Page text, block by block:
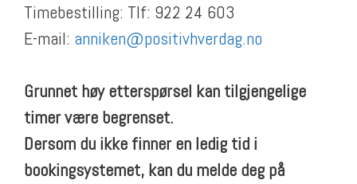
Timebestilling: Tlf: 922 24 603
E-mail: anniken@positivhverdag.no
Grunnet høy etterspørsel kan tilgjengelige
timer være begrenset.
Dersom du ikke finner en ledig tid i
bookingsystemet, kan du melde deg på